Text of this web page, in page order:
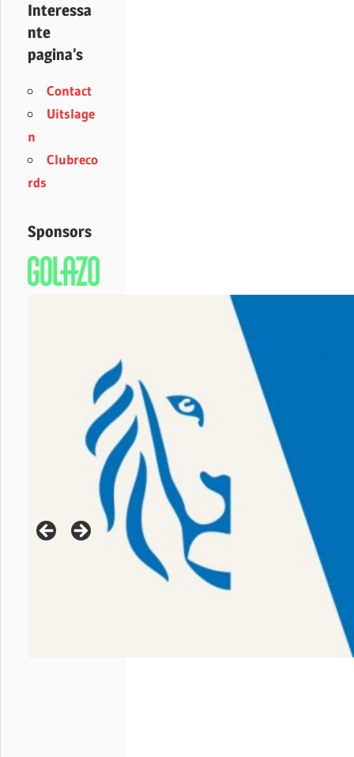
Interessa
nte
pagina’s
Contact
Uitslage
n
Clubreco
rds
Sponsors